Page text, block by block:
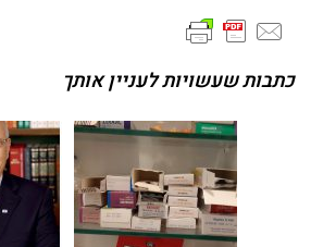
כתבות שעשויות לעניין אותך